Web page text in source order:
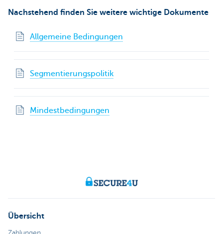
Nachstehend finden Sie weitere wichtige Dokumente
Allgemeine Bedingungen
Segmentierungspolitik
Mindestbedingungen
Übersicht